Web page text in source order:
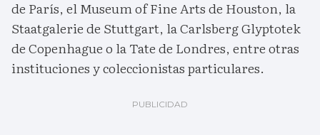
de París, el Museum of Fine Arts de Houston, la
Staatgalerie de Stuttgart, la Carlsberg Glyptotek
de Copenhague o la Tate de Londres, entre otras
instituciones y coleccionistas particulares.